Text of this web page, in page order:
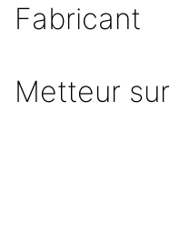
Fabricant
Metteur sur